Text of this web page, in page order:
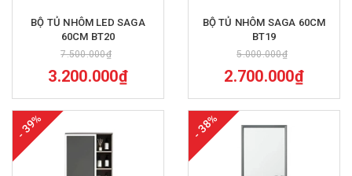
BỘ TỦ NHÔM LED SAGA
60CM BT20
7.500.000₫
3.200.000₫
BỘ TỦ NHÔM SAGA 60CM
BT19
5.000.000₫
2.700.000₫
- 39% - 38%